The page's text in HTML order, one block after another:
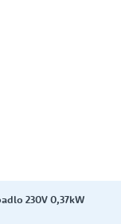
RITZ
230V 0,37kW